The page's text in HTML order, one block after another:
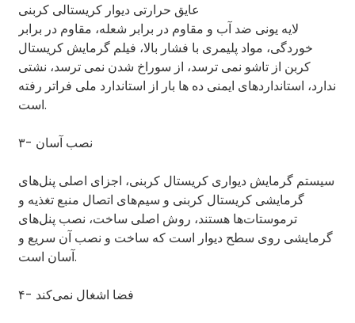
عایق حرارتی دیوار کریستالی کربنی
لایه یونی ضد آب و مقاوم در برابر شعله، مقاوم در برابر
خوردگی، مواد پلیمری با فشار بالا، فیلم گرمایش کریستال
کربن از تاشو نمی ترسد، از سوراخ شدن نمی ترسد، نشتی
ندارد، استانداردهای ایمنی ده ها بار از استاندارد ملی فراتر رفته
است.
۳- نصب آسان
سیستم گرمایش دیواری کریستال کربنی، اجزای اصلی پنل‌های
گرمایشی کریستال کربنی و سیم‌های اتصال منبع تغذیه و
ترموستات‌ها هستند، روش اصلی ساخت، نصب پنل‌های
گرمایشی روی سطح دیوار است که ساخت و نصب آن سریع و
آسان است.
۴- فضا اشغال نمی‌کند